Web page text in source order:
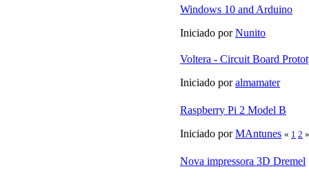
Windows 10 and Arduino
Iniciado porNunito
Voltera - Circuit Board
Iniciado poralmamater
Raspberry Pi 2 Model B
Iniciado porMAntunes « 1 2 »
Nova impressora 3D Dremel